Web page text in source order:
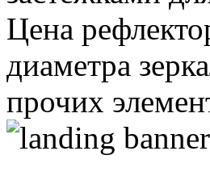
Цена
диаметра
прочих